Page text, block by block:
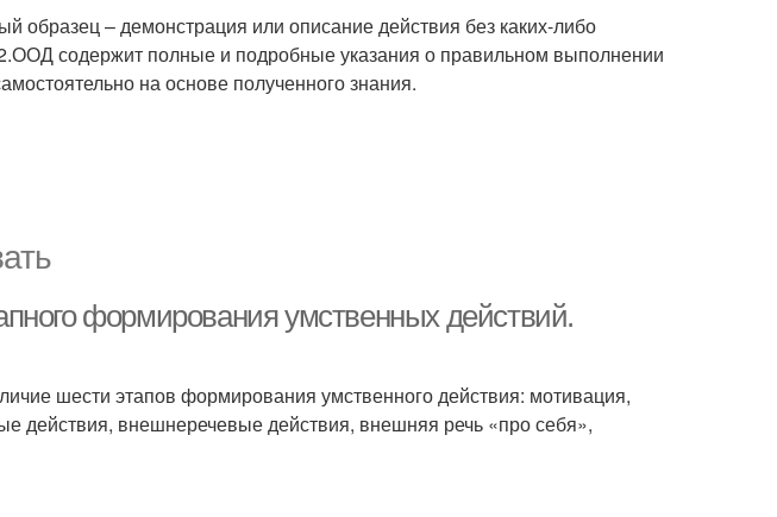
образец – демонстрация или описание действия без каких-либо
содержит полные и подробные указания о правильном выполнении
на основе полученного знания.
формирования умственных действий.
шести этапов формирования умственного действия: мотивация,
действия, внешнеречевые действия, внешняя речь «про себя»,